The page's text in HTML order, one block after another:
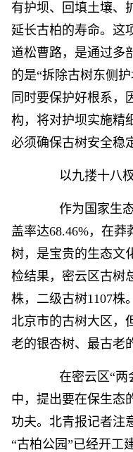
有护坝、回填土壤、
延长古柏的寿命。这
道松曹路，是通过多
的是“拆除古树东侧
同时要保护好根系，
构，将对护坝实施精
必须确保古树安全稳
以九搂十八杈
作为国家生态
盖率达68.46%，在
树，是宝贵的生态文
检结果，密云区古树
株，二级古树1107株
北京市的古树大区，
老的银杏树、最古老
在密云区“两会
中，提出要在保生态
功夫。北青报记者注
“古柏公园”已经开工